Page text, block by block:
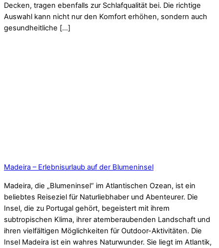
Decken, tragen ebenfalls zur Schlafqualität bei. Die richtige
Auswahl kann nicht nur den Komfort erhöhen, sondern auch
gesundheitliche […]
Madeira – Erlebnisurlaub auf der Blumeninsel
Madeira, die „Blumeninsel“ im Atlantischen Ozean, ist ein
beliebtes Reiseziel für Naturliebhaber und Abenteurer. Die
Insel, die zu Portugal gehört, begeistert mit ihrem
subtropischen Klima, ihrer atemberaubenden Landschaft und
ihren vielfältigen Möglichkeiten für Outdoor-Aktivitäten. Die
Insel Madeira ist ein wahres Naturwunder. Sie liegt im Atlantik,